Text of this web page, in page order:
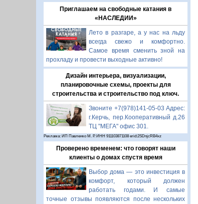
Приглашаем на свободные катания в
«НАСЛЕДИИ»
Лето в разгаре, а у нас на льду
всегда свежо и комфортно.
Самое время сменить зной на
прохладу и провести выходные активно!
Дизайн интерьера, визуализации,
планировочные схемы, проекты для
строительства и строительство под ключ.
Звоните +7(978)141-05-03 Адрес:
г.Керчь, пер.Кооперативный д.26
ТЦ "МЕГА" офис 301.
Реклама: ИП Павленко М. Р. ИНН 911103871108 erid:2SDnjcRB4xz
Проверено временем: что говорят наши
клиенты о домах спустя время
Выбор дома — это инвестиция в
комфорт, который должен
работать годами. И самые
точные отзывы появляются после нескольких